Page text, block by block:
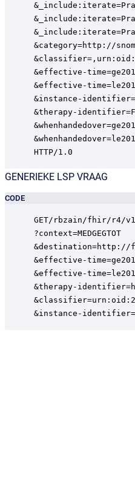
&category=http://
&effective-
&effective-
&instance-
&therapy-
HTTP/1.0
GENERIEKE LSP VRAAG
CODE
GET/rbzain/fhir/r4/
?context=MEDGEGTOT
&destination=http://
&effective-
&effective-
&therapy-
&instance-